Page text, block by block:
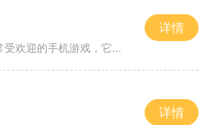
传奇世界手游是一款非常受欢迎的手机游戏，它不仅拥有精美的游戏画面和华丽的特效，而且还具有丰富的游戏内容和多样的玩法。今天，我将为大家介绍一下如何在传奇世界手游中不
详情
详情